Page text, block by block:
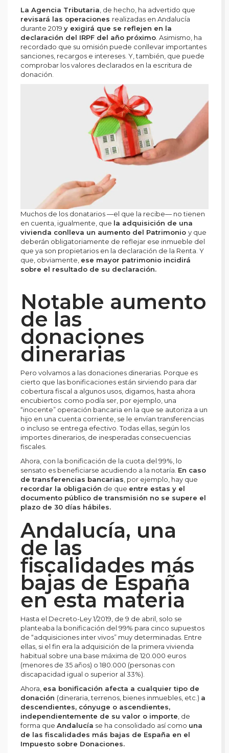
La Agencia Tributaria, de hecho, ha advertido que
revisará las operaciones realizadas en Andalucía
durante 2019 y exigirá que se reflejen en la
declaración del IRPF del año próximo. Asimismo, ha
recordado que su omisión puede conllevar importantes
sanciones, recargos e intereses. Y, también, que puede
comprobar los valores declarados en la escritura de
donación.
Muchos de los donatarios —el que la recibe— no tienen
en cuenta, igualmente, que la adquisición de una
vivienda conlleva un aumento del Patrimonio y que
deberán obligatoriamente de reflejar ese inmueble del
que ya son propietarios en la declaración de la Renta. Y
que, obviamente, ese mayor patrimonio incidirá
sobre el resultado de su declaración.
Notable aumento
de las
donaciones
dinerarias
Pero volvamos a las donaciones dinerarias. Porque es
cierto que las bonificaciones están sirviendo para dar
cobertura fiscal a algunos usos, digamos, hasta ahora
encubiertos: como podía ser, por ejemplo, una
“inocente” operación bancaria en la que se autoriza a un
hijo en una cuenta corriente, se le envían transferencias
o incluso se entrega efectivo. Todas ellas, según los
importes dinerarios, de inesperadas consecuencias
fiscales.
Ahora, con la bonificación de la cuota del 99%, lo
sensato es beneficiarse acudiendo a la notaría. En caso
de transferencias bancarias , por ejemplo, hay que
recordar la obligación de que entre estas y el
documento público de transmisión no se supere el
plazo de 30 días hábiles.
Andalucía, una
de las
fiscalidades más
bajas de España
en esta materia
Hasta el Decreto-Ley 1/2019, de 9 de abril, solo se
planteaba la bonificación del 99% para cinco supuestos
de “adquisiciones inter vivos” muy determinadas. Entre
ellas, si el fin era la adquisición de la primera vivienda
habitual sobre una base máxima de 120.000 euros
(menores de 35 años) o 180.000 (personas con
discapacidad igual o superior al 33%).
Ahora, esa bonificación afecta a cualquier tipo de
donación (dineraria, terrenos, bienes inmuebles, etc.) a
descendientes, cónyuge o ascendientes,
independientemente de su valor o importe , de
forma que Andalucía se ha consolidado así como una
de las fiscalidades más bajas de España en el
Impuesto sobre Donaciones.